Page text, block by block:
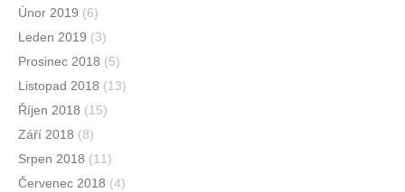
Únor 2019 (6)
Leden 2019 (3)
Prosinec 2018 (5)
Listopad 2018 (13)
Říjen 2018 (15)
Září 2018 (8)
Srpen 2018 (11)
Červenec 2018 (4)